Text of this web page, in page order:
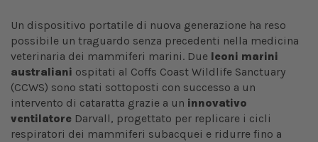
Un dispositivo portatile di nuova generazione ha reso
possibile un traguardo senza precedenti nella medicina
veterinaria dei mammiferi marini. Due leoni marini
australiani ospitati al Coffs Coast Wildlife Sanctuary
(CCWS) sono stati sottoposti con successo a un
intervento di cataratta grazie a un innovativo
ventilatore Darvall, progettato per replicare i cicli
respiratori dei mammiferi subacquei e ridurre fino a